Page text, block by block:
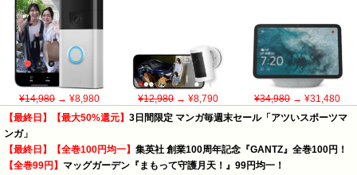
¥14,980→ ¥8,980 ¥12,980→ ¥8,790 ¥34,980→ ¥31,480
【最終日】【最大50%還元】 3日間限定 マンガ毎週末セール「アツいスポーツマ
ンガ」
【最終日】【全巻100円均一】 集英社 創業100周年記念『GANTZ』全巻100円！
【全巻99円】 マッグガーデン『まもって守護月天！』99円均一！